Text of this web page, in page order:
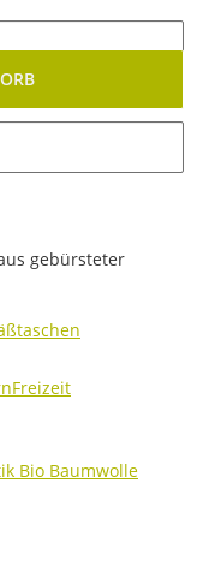
bitte die
gebürsteter
Freizeit
Bio Baumwolle